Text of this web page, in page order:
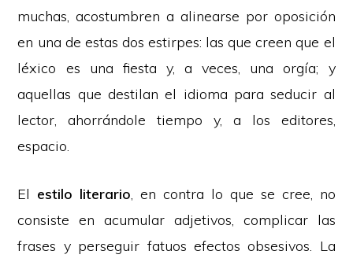
muchas, acostumbren a alinearse por oposición
en una de estas dos estirpes: las que creen que el
léxico es una fiesta y, a veces, una orgía; y
aquellas que destilan el idioma para seducir al
lector, ahorrándole tiempo y, a los editores,
espacio.
El estilo literario, en contra lo que se cree, no
consiste en acumular adjetivos, complicar las
frases y perseguir fatuos efectos obsesivos. La